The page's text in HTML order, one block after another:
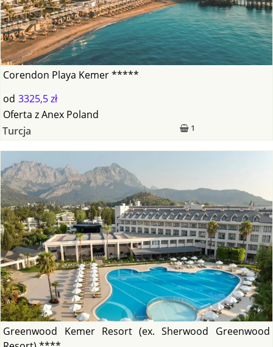
Corendon Playa Kemer *****
od 3325,5 zł
1
Oferta zAnex Poland
Turcja
Greenwood Kemer Resort (ex. Sherwood Greenwood